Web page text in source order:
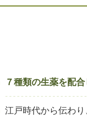
７種類の生薬を配
江戸時代から伝わ